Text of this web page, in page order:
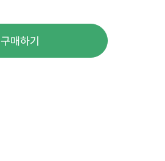
구매하기